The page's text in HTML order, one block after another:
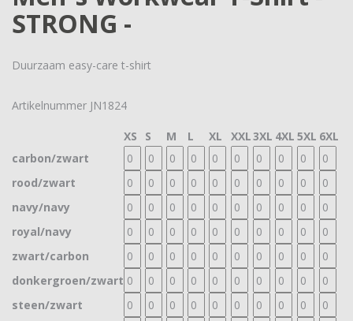
STRONG -
Duurzaam easy-care t-shirt
Artikelnummer JN1824
XS S M L XL XXL3XL 4XL 5XL 6XL
carbon/zwart
rood/zwart
navy/navy
royal/navy
zwart/carbon
donkergroen/zwart
steen/zwart